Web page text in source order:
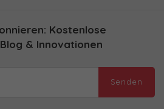
Kostenlose
& Innovationen
Senden